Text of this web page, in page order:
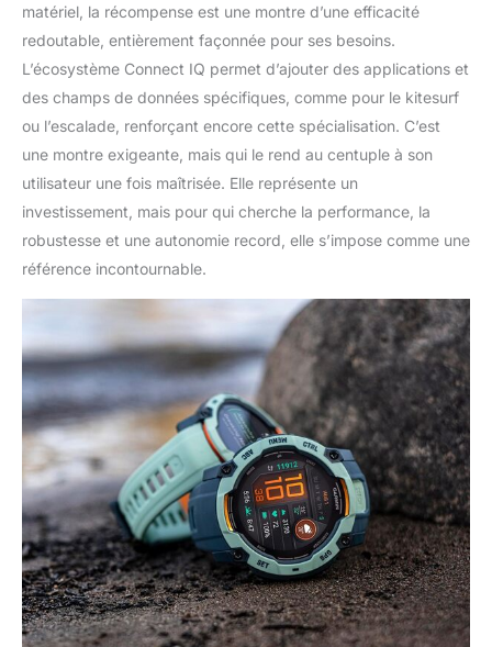
matériel, la récompense est une montre d’une efficacité
redoutable, entièrement façonnée pour ses besoins.
L’écosystème Connect IQ permet d’ajouter des applications et
des champs de données spécifiques, comme pour le kitesurf
ou l’escalade, renforçant encore cette spécialisation. C’est
une montre exigeante, mais qui le rend au centuple à son
utilisateur une fois maîtrisée. Elle représente un
investissement, mais pour qui cherche la performance, la
robustesse et une autonomie record, elle s’impose comme une
référence incontournable.